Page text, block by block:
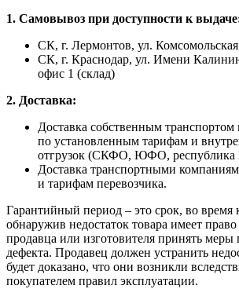
1. Самовывоз при доступности к
СК, г. Лермонтов, ул.
СК, г. Краснодар, ул. Имени
офис 1 (склад)
2. Доставка:
Доставка собственным
по установленным тарифам и
отгрузок (СКФО, ЮФО,
Доставка транспортными
и тарифам перевозчика.
Гарантийный период – это срок, во время
обнаружив недостаток товара имеет право
продавца или изготовителя принять
дефекта. Продавец должен устранить
будет доказано, что они возникли
покупателем правил эксплуатации.